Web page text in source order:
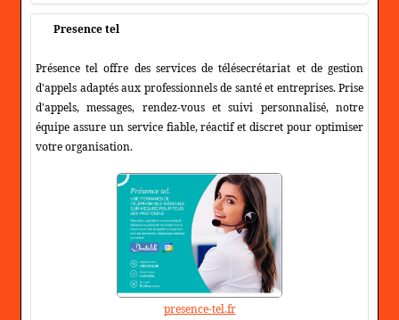
Presence tel
Présence tel offre des services de télésecrétariat et de gestion
d'appels adaptés aux professionnels de santé et entreprises. Prise
d'appels, messages, rendez-vous et suivi personnalisé, notre
équipe assure un service fiable, réactif et discret pour optimiser
votre organisation.
presence-tel.fr